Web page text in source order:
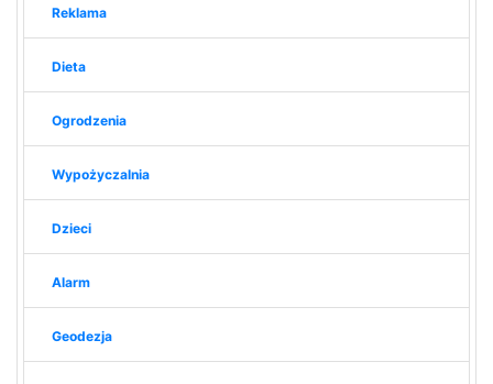
Reklama
Dieta
Ogrodzenia
Wypożyczalnia
Dzieci
Alarm
Geodezja